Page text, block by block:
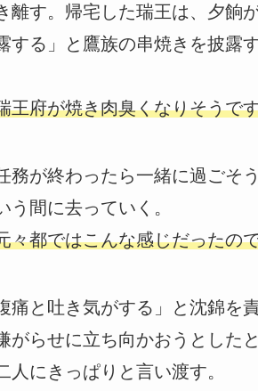
す。帰宅した瑞王は、夕餉
る」と鷹族の串焼きを披露
王府が焼き肉臭くなりそうで
が終わったら一緒に過ごそ
間に去っていく。
々都ではこんな感じだったの
痛と吐き気がする」と沈錦を
がらせに立ち向かおうとした
にきっぱりと言い渡す。